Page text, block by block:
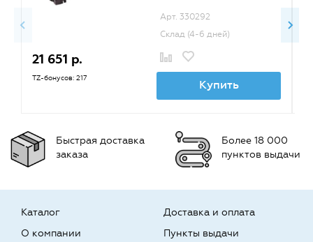
Арт. 330292
Склад (4-6 дней)
21 651 р.
TZ-бонусов: 217 Купить
Быстрая доставка
заказа
Более 18 000
пунктов выдачи
Каталог
О компании
Доставка и оплата
Пункты выдачи